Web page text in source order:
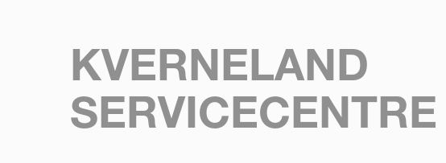
KVERNELAND
SERVICECENTRE